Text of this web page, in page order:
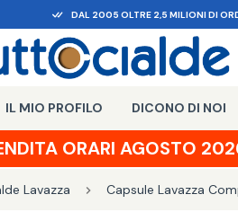
DAL 2005 OLTRE 2,5 MILIONI DI
IL MIO PROFILO DICONO DI NOI
ORARI AGOSTO
Lavazza Capsule Lavazza